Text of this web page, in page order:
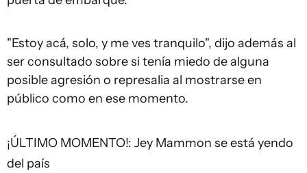
"Estoy acá, solo, y me ves tranquilo", dijo además al
ser consultado sobre si tenía miedo de alguna
posible agresión o represalia al mostrarse en
público como en ese momento.
¡ÚLTIMO MOMENTO!: Jey Mammon se está yendo
del país